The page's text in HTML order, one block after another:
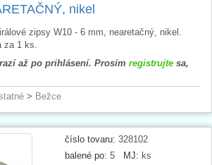
nikel
zipsy W10 - 6 mm, nearetačný, nikel.
za 1 ks.
až po prihlásení. Prosím registrujte sa,
> Bežce
číslo tovaru: 328102
balené po: 5 MJ: ks